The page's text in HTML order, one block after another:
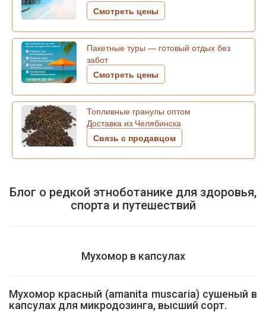
Смотреть цены
Пакетные туры — готовый отдых без
забот
Смотреть цены
Топливные гранулы оптом
Доставка из Челябинска
Связь с продавцом
Блог о редкой этноботанике для здоровья,
спорта и путешествий
Мухомор в капсулах
Мухомор красный (amanita muscaria) сушеный в
капсулах для микродозинга, высший сорт.